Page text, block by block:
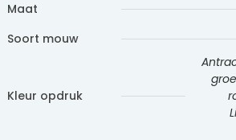
Maat
Soort mouw
Kleur opdruk